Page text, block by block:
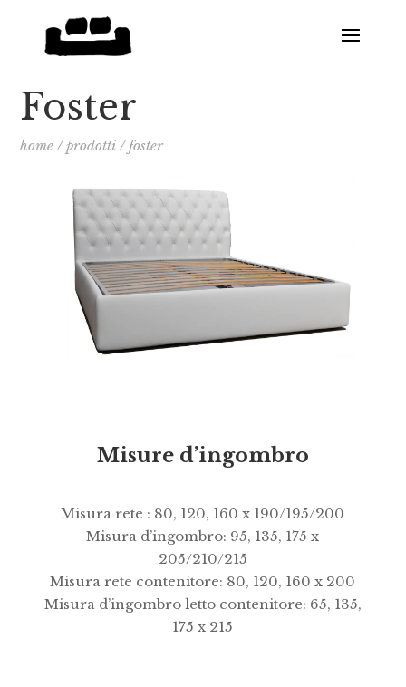
Foster
home /prodotti / foster
Misure d’ingombro
Misura rete : 80, 120, 160 x 190/195/200
Misura d’ingombro: 95, 135, 175 x
205/210/215
Misura rete contenitore: 80, 120, 160 x 200
Misura d’ingombro letto contenitore: 65, 135,
175 x 215